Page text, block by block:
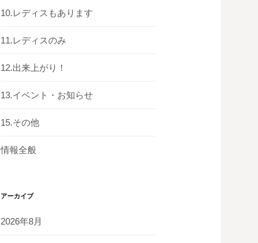
10.レディスもあります
11.レディスのみ
12.出来上がり！
13.イベント・お知らせ
15.その他
情報全般
アーカイブ
2026年8月